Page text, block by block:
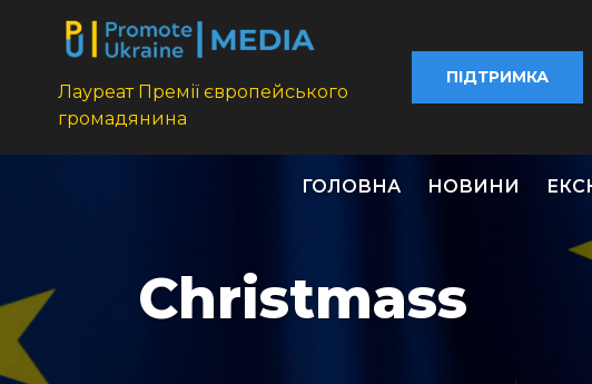
Лауреат Премії європейського
громадянина
ПІДТРИМКА
ГОЛОВНА НОВИНИ
Christmass